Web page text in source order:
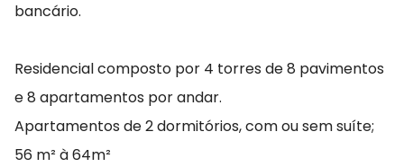
bancário.
Residencial composto por 4 torres de 8 pavimentos
e 8 apartamentos por andar.
Apartamentos de 2 dormitórios, com ou sem suíte;
56 m² à 64m²